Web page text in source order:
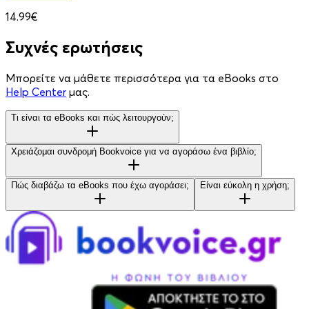
14.99€
Συχνές ερωτήσεις
Μπορείτε να μάθετε περισσότερα για τα eBooks στο
Help Center μας.
Τι είναι τα eBooks και πώς λειτουργούν;
Χρειάζομαι συνδρομή Bookvoice για να αγοράσω ένα βιβλίο;
Πώς διαβάζω τα eBooks που έχω αγοράσει; Είναι εύκολη η χρήση;